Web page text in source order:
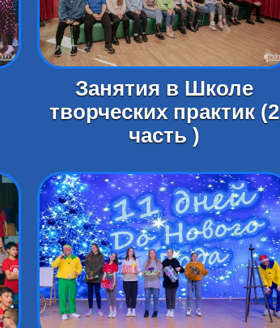
Занятия в Школе
творческих практик (2
часть )